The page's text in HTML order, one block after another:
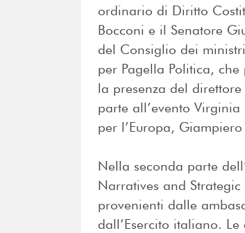
ordinario di Diritto
Bocconi e il Senatore
del Consiglio dei
per Pagella Politica,
la presenza del
parte all’evento
per l’Europa,
Nella seconda parte
Narratives and
provenienti dalle
dall’Esercito italiano.